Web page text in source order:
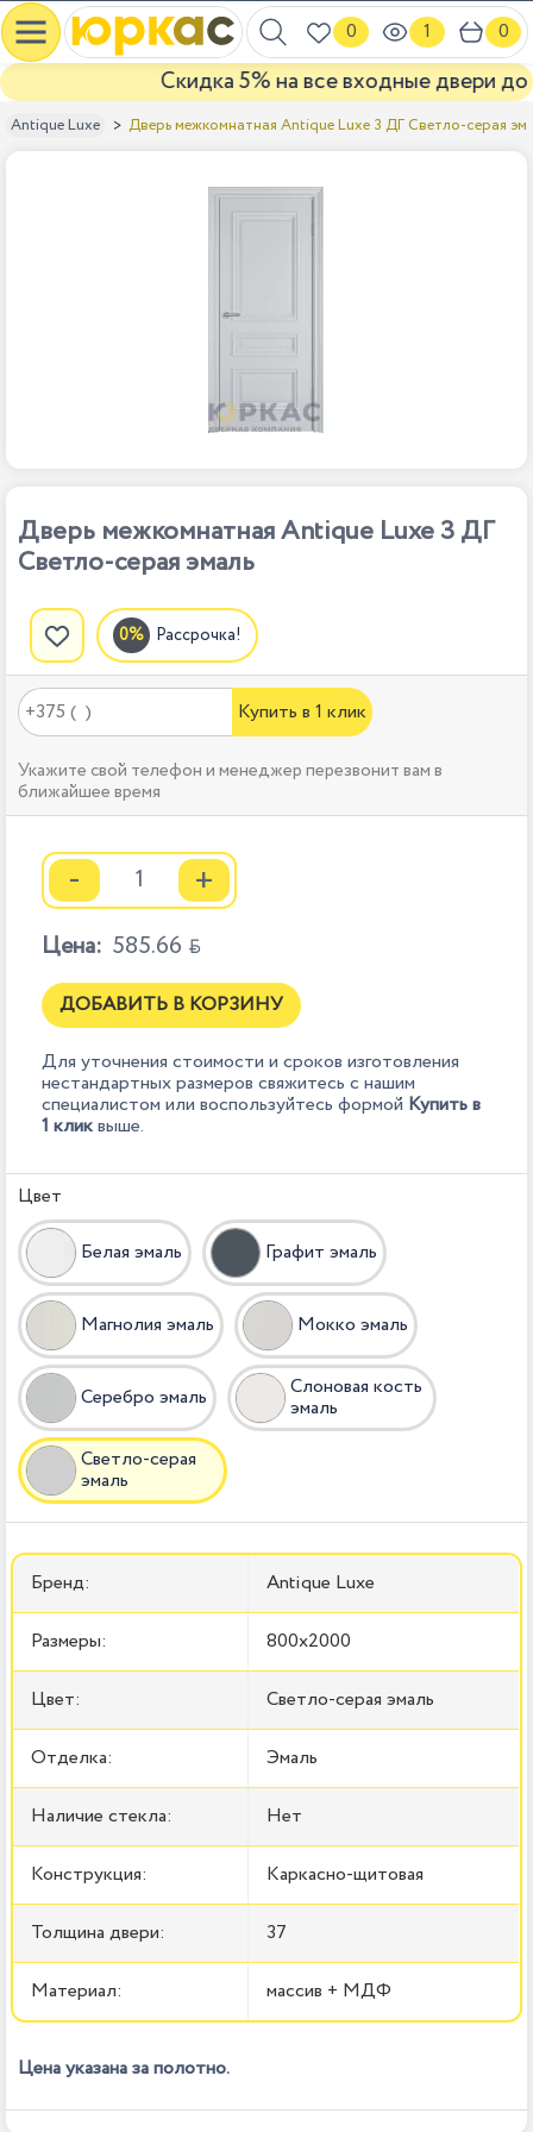
0 1 0
Скидка 5% на все входные двери до
Antique Luxe Дверь межкомнатная Antique Luxe 3 ДГ Светло-серая
Дверь межкомнатная Antique Luxe 3 ДГ
Светло-серая эмаль
Рассрочка!
Купить в 1 клик
Укажите свой телефон и менеджер перезвонит вам в
ближайшее время
- +
Цена: 585.66 
ДОБАВИТЬ В КОРЗИНУ
Для уточнения стоимости и сроков изготовления
нестандартных размеров свяжитесь с нашим
специалистом или воспользуйтесь формой Купить в
1 кликвыше.
Цвет
Белая эмаль Графит эмаль
Магнолия эмаль Мокко эмаль
Серебро эмаль Слоновая кость
эмаль
Светло-серая
эмаль
Бренд: Antique Luxe
Размеры: 800x2000
Цвет: Светло-серая эмаль
Отделка: Эмаль
Наличие стекла: Нет
Конструкция: Каркасно-щитовая
Толщина двери: 37
Материал: массив + МДФ
Цена указана за полотно.